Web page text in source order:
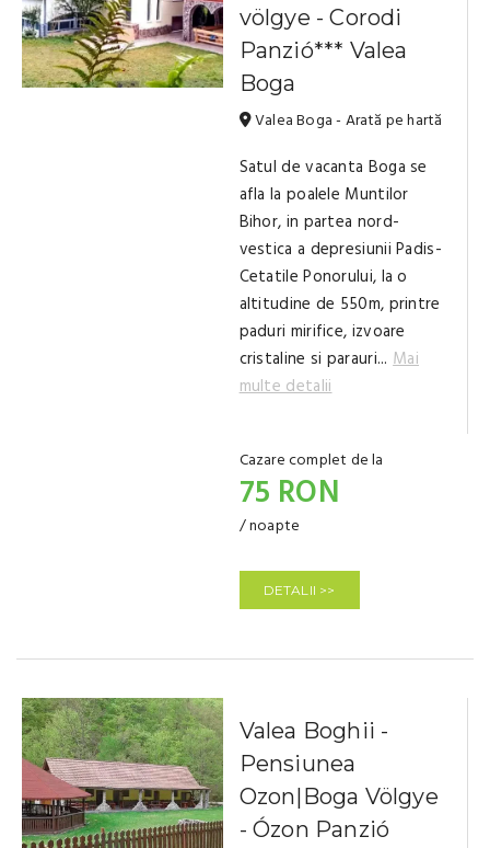
völgye - Corodi
Panzió*** Valea
Boga
Valea Boga - Arată pe hartă
Satul de vacanta Boga se
afla la poalele Muntilor
Bihor, in partea nord-
vestica a depresiunii Padis-
Cetatile Ponorului, la o
altitudine de 550m, printre
paduri mirifice, izvoare
cristaline si parauri...Mai
multe detalii
Cazare complet de la
75 RON
/ noapte
DETALII >>
Valea Boghii -
Pensiunea
Ozon|Boga Völgye
- Ózon Panzió